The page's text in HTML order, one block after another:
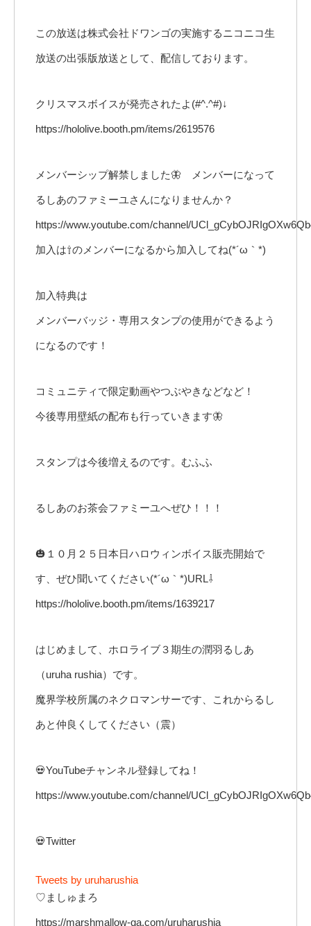
この放送は株式会社ドワンゴの実施するニコニコ生
放送の出張版放送として、配信しております。
クリスマスボイスが発売されたよ(#^.^#)↓
https://hololive.booth.pm/items/2619576
メンバーシップ解禁しました🦋 メンバーになって
るしあのファミーユさんになりませんか？
https://www.youtube.com/channel/
加入は⇧のメンバーになるから加入してね(*´ω｀*)
加入特典は
メンバーバッジ・専用スタンプの使用ができるよう
になるのです！
コミュニティで限定動画やつぶやきなどなど！
今後専用壁紙の配布も行っていきます🦋
スタンプは今後増えるのです。むふふ
るしあのお茶会ファミーユへぜひ！！！
🎃１０月２５日本日ハロウィンボイス販売開始で
す、ぜひ聞いてください(*´ω｀*)URL⇩
https://hololive.booth.pm/items/1639217
はじめまして、ホロライブ３期生の潤羽るしあ
（uruha rushia）です。
魔界学校所属のネクロマンサーです、これからるし
あと仲良くしてください（震）
💀YouTubeチャンネル登録してね！
https://www.youtube.com/channel/
💀Twitter
Tweets by uruharushia
♡ましゅまろ
https://marshmallow-qa.com/uruharushia